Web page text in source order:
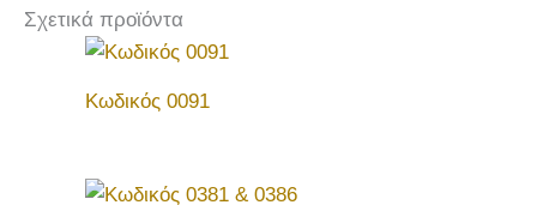
Σχετικά προϊόντα
Κωδικός 0091